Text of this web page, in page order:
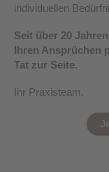
individuellen
Seit über 20
Ihren Ansprüchen
Tat zur Seite.
Ihr Praxisteam.